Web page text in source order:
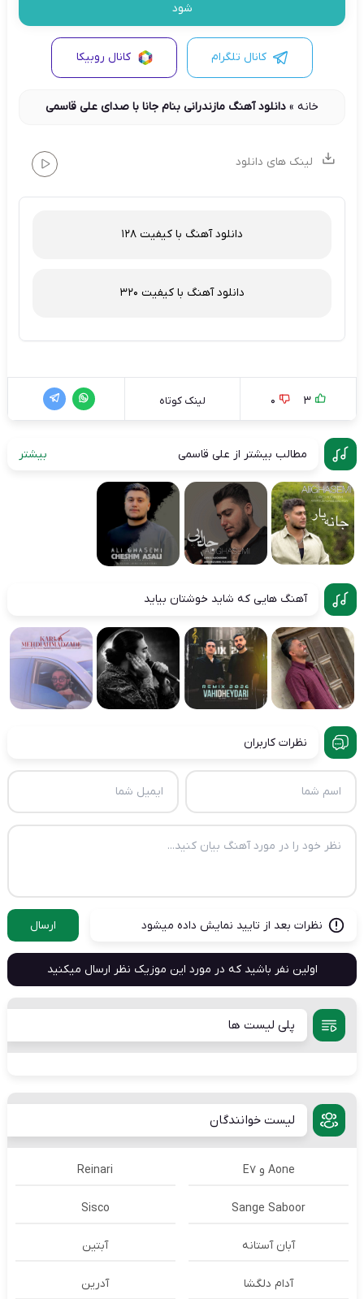
شود
کانال تلگرام کانال روبیکا
خانه» دانلود آهنگ مازندرانی بنام جانا با صدای علی قاسمی
لینک های دانلود
دانلود آهنگ با کیفیت 128
دانلود آهنگ با کیفیت 320
3
0 لینک کوتاه
مطالب بیشتر از علی قاسمی بیشتر
آهنگ هایی که شاید خوشتان بیاید
نظرات کاربران
نظرات بعد از تایید نمایش داده میشود ارسال
اولین نفر باشید که در مورد این موزیک نظر ارسال میکنید
پلی لیست ها
لیست خوانندگان
Aone و E7 Reinari
Sange Saboor
Sisco
آبان آستانه آبتین
آدام دلگشا آدرين